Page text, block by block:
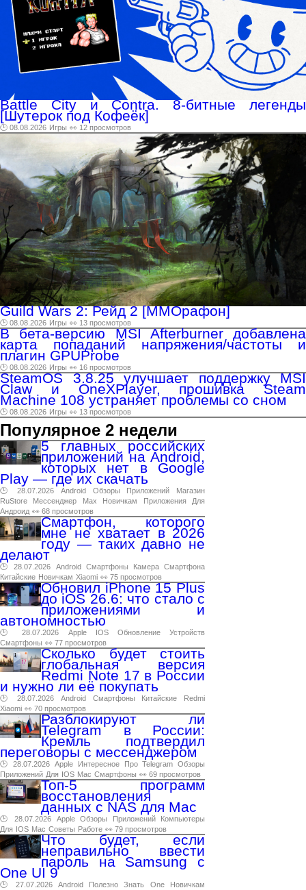
Battle City и Contra. 8-битные легенды
[Шутерок под Кофеёк]
🕑 08.08.2026 Игры 👀 12 просмотров
Guild Wars 2: Рейд 2 [ММОрафон]
🕑 08.08.2026 Игры 👀 13 просмотров
В бета-версию MSI Afterburner добавлена
карта попаданий напряжения/частоты и
плагин GPUProbe
🕑 08.08.2026 Игры 👀 16 просмотров
SteamOS 3.8.25 улучшает поддержку MSI
Claw и OneXPlayer, прошивка Steam
Machine 108 устраняет проблемы со сном
🕑 08.08.2026 Игры 👀 13 просмотров
Популярное 2 недели
5 главных российских
приложений на Android,
которых нет в Google
Play — где их скачать
🕑 28.07.2026 Android Обзоры Приложений
Магазин
RuStore
Мессенджер Max Новичкам Приложения
Для
Андроид 👀 68 просмотров
Смартфон, которого
мне не хватает в 2026
году — таких давно не
делают
🕑 28.07.2026 Android Смартфоны Камера Смартфона
Китайские Новичкам Xiaomi 👀 75 просмотров
Обновил iPhone 15 Plus
до iOS 26.6: что стало с
приложениями и
автономностью
🕑 28.07.2026 Apple IOS Обновление
Устройств
Смартфоны 👀 77 просмотров
Сколько будет стоить
глобальная версия
Redmi Note 17 в России
и нужно ли её покупать
🕑 28.07.2026 Android Смартфоны Китайские
Redmi
Xiaomi 👀 70 просмотров
Разблокируют ли
Telegram в России:
Кремль подтвердил
переговоры с мессенджером
🕑 28.07.2026 Apple Интересное Про Telegram Обзоры
Приложений Для IOS Mac Смартфоны 👀 69 просмотров
Топ-5 программ
восстановления
данных с NAS для Mac
🕑 28.07.2026 Apple Обзоры Приложений
Компьютеры
Для IOS Mac Советы Работе 👀 79 просмотров
Что будет, если
неправильно ввести
пароль на Samsung с
One UI 9
🕑 27.07.2026 Android Полезно Знать One
Новичкам